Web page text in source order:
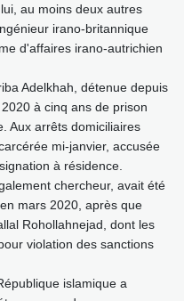
au moins deux autres
irano-britannique
d'affaires irano-autrichien
Adelkhah, détenue depuis
à cinq ans de prison
Aux arrêts domiciliaires
mi-janvier, accusée
à résidence.
chercheur, avait été
mars 2020, après que
Rohollahnejad, dont les
violation des sanctions
islamique a